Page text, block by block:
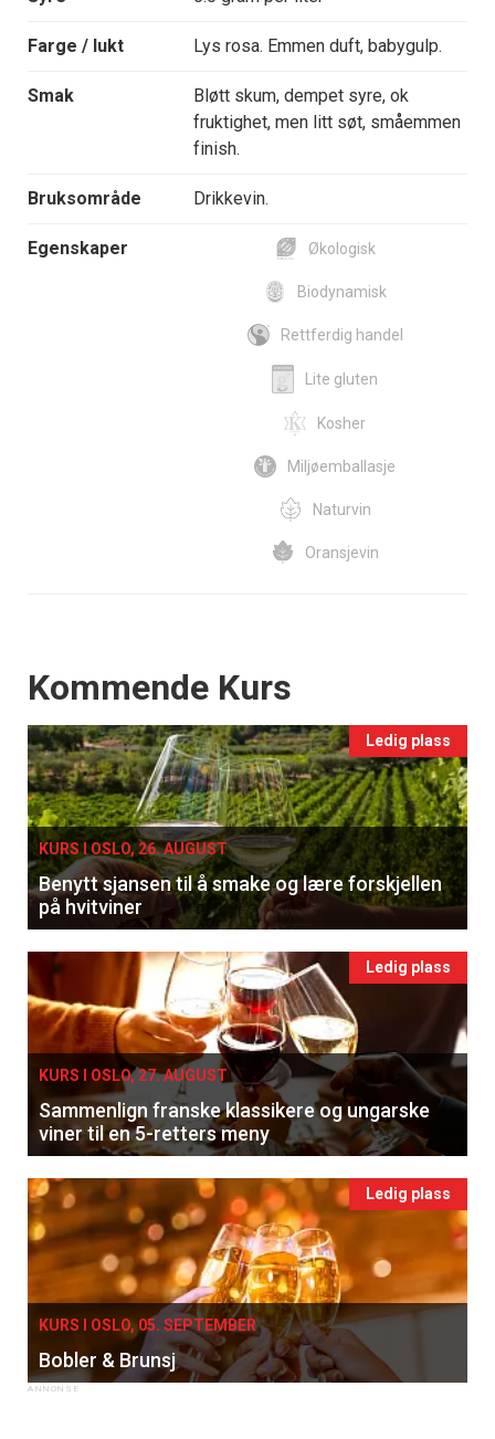
Farge / lukt Lys rosa. Emmen duft, babygulp.
Smak
Bløtt skum, dempet syre, ok
fruktighet, men litt søt, småemmen
finish.
Bruksområde Drikkevin.
Egenskaper Økologisk
Biodynamisk
Rettferdig handel
Lite gluten
Kosher
Miljøemballasje
Naturvin
Oransjevin
Events
Kommende Kurs
Ledig plass
KURS I OSLO, 26. AUGUST
Benytt sjansen til å smake og lære forskjellen
på hvitviner
Ledig plass
KURS I OSLO, 27. AUGUST
Sammenlign franske klassikere og ungarske
viner til en 5-retters meny
Ledig plass
KURS I OSLO, 05. SEPTEMBER
Bobler & Brunsj